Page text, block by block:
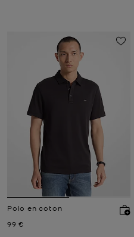
Polo en coton
Prix actuel
99 €